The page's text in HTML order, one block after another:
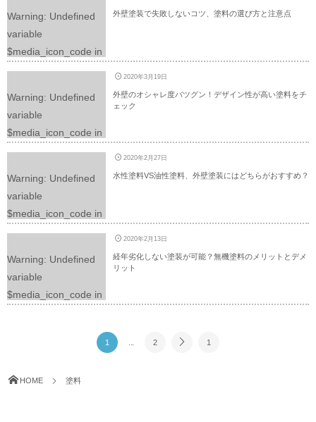
p.com/public_html/wp
-content/themes/dp-
graphie/mobile/archiv
Warning: Undefined
variable
$media_icon_code in
/home/yuimaruweb/ir
p.com/public_html/wp
-content/themes/dp-
graphie/mobile/archiv
外壁塗装で失敗しないコツ、塗料の選び方と注意点
Warning: Undefined
variable
$media_icon_code in
/home/yuimaruweb/ir
p.com/public_html/wp
-content/themes/dp-
graphie/mobile/archiv
2020年3月19日
外壁のオシャレ度バツグン！デザイン性が高い塗料をチ
ェック
Warning: Undefined
variable
$media_icon_code in
/home/yuimaruweb/ir
p.com/public_html/wp
-content/themes/dp-
graphie/mobile/archiv
2020年2月27日
水性塗料VS油性塗料、外壁塗装にはどちらがおすすめ？
Warning: Undefined
variable
$media_icon_code in
p.com/public_html/wp
graphie/mobile/archiv
2020年2月13日
経年劣化しない塗装が可能？無機塗料のメリットとデメ
リット
1 2 1
HOME 塗料